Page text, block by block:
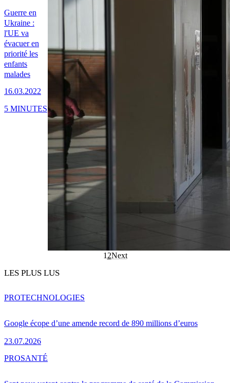
Guerre en
Ukraine :
l'UE va
évacuer en
priorité les
enfants
malades
16.03.2022
5 MINUTES
1 2Next
LES PLUS LUS
Google écope d’une amende record de 890 millions d’euros
23.07.2026
PROTECHNOLOGIES
PROSANTÉ